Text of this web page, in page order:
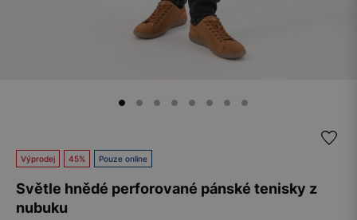
Výprodej 45% Pouze online
Světle hnědé perforované pánské tenisky z
nubuku